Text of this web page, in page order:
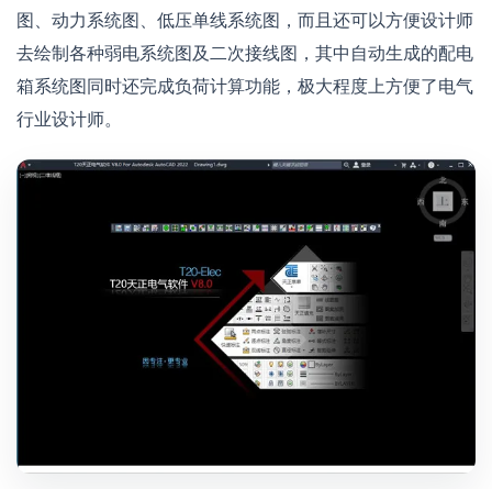
图、动力系统图、低压单线系统图，而且还可以方便设计师
去绘制各种弱电系统图及二次接线图，其中自动生成的配电
箱系统图同时还完成负荷计算功能，极大程度上方便了电气
行业设计师。